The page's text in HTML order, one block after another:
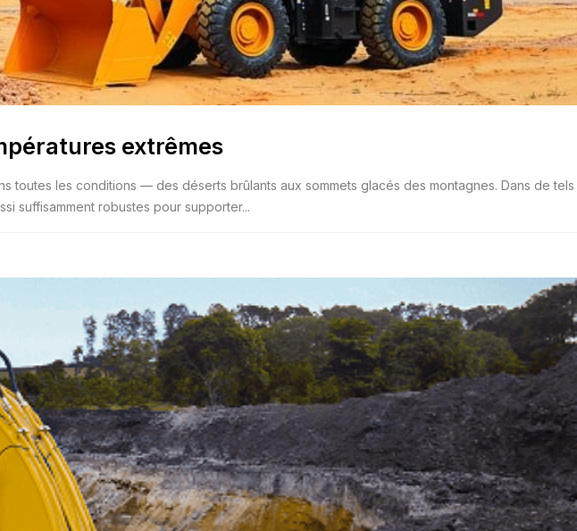
extrêmes
les conditions — des déserts brûlants aux sommets glacés des montagnes. Dans de tels
suffisamment robustes pour supporter...